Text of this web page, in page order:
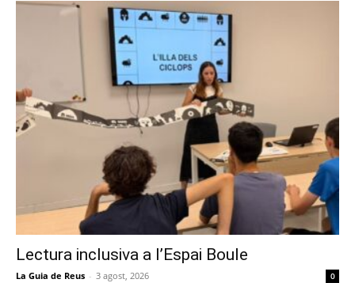
Lectura inclusiva a l’Espai Boule
La Guia de Reus - 3 agost, 2026 0